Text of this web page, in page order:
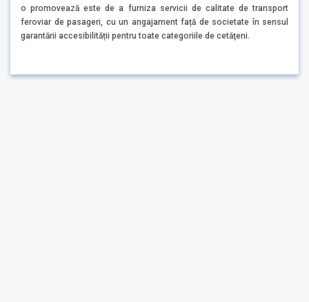
o promovează este de a furniza servicii de calitate de transport
feroviar de pasageri, cu un angajament față de societate în sensul
garantării accesibilității pentru toate categoriile de cetăţeni.